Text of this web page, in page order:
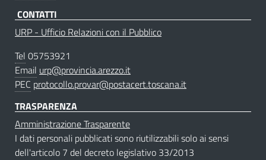
CONTATTI
URP - Ufficio Relazioni con il Pubblico
Tel 05753921
Email urp@provincia.arezzo.it
PEC protocollo.provar@postacert.toscana.it
TRASPARENZA
Amministrazione Trasparente
I dati personali pubblicati sono riutilizzabili solo ai sensi
dell'articolo 7 del decreto legislativo 33/2013